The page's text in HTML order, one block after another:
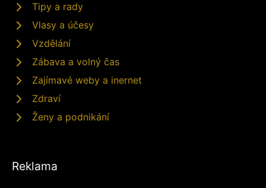
Tipy a rady
Vlasy a účesy
Vzdělání
Zábava a volný čas
Zajímavé weby a inernet
Zdraví
Ženy a podnikání
Reklama